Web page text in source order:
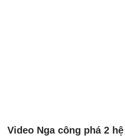
Video Nga công phá 2